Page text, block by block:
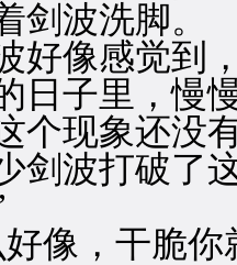
剑波洗脚。
像感觉到，
日子里，慢
个现象还没
波打破了这
，干脆你